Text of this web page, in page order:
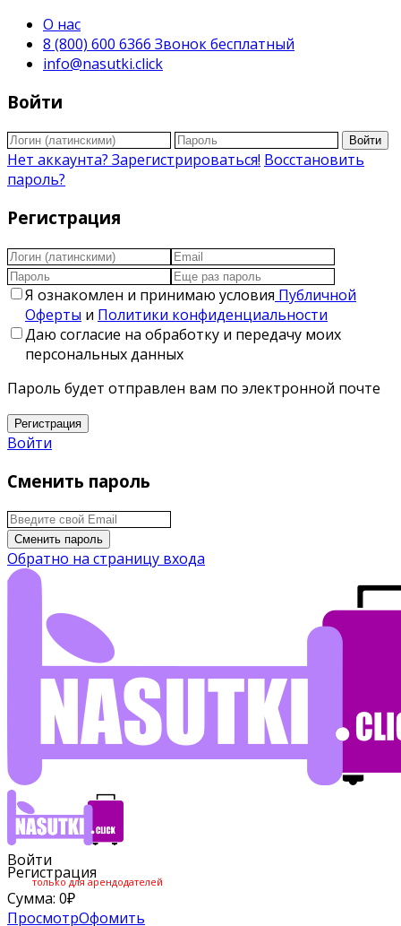
О нас
8 (800) 600 6366 Звонок бесплатный
info@nasutki.click
Войти
Войти
Нет аккаунта? Зарегистрироваться! Восстановить
пароль?
Регистрация
Я ознакомлен и принимаю условия Публичной
Оферты и Политики конфиденциальности
Даю согласие на обработку и передачу моих
персональных данных
Пароль будет отправлен вам по электронной почте
Регистрация
Войти
Сменить пароль
Сменить пароль
Обратно на страницу входа
Войти
Регистрация
только для арендодателей
Сумма: 0₽
ПросмотрОфомить